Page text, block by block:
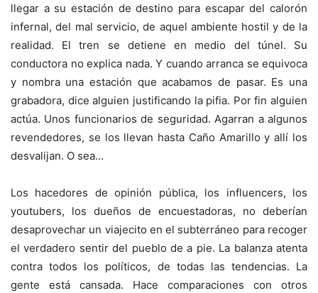
llegar a su estación de destino para escapar del calorón
infernal, del mal servicio, de aquel ambiente hostil y de la
realidad. El tren se detiene en medio del túnel. Su
conductora no explica nada. Y cuando arranca se equivoca
y nombra una estación que acabamos de pasar. Es una
grabadora, dice alguien justificando la pifia. Por fin alguien
actúa. Unos funcionarios de seguridad. Agarran a algunos
revendedores, se los llevan hasta Caño Amarillo y allí los
desvalijan. O sea…
Los hacedores de opinión pública, los influencers, los
youtubers, los dueños de encuestadoras, no deberían
desaprovechar un viajecito en el subterráneo para recoger
el verdadero sentir del pueblo de a pie. La balanza atenta
contra todos los políticos, de todas las tendencias. La
gente está cansada. Hace comparaciones con otros